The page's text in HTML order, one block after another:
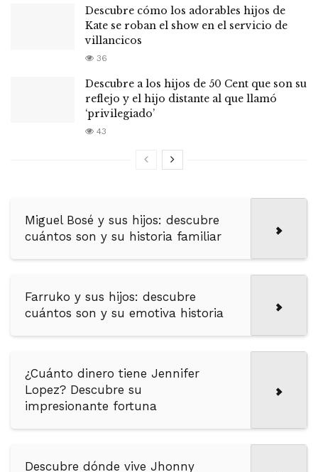
Descubre cómo los adorables hijos de
Kate se roban el show en el servicio de
villancicos
36
Descubre a los hijos de 50 Cent que son su
reflejo y el hijo distante al que llamó
‘privilegiado’
43
Miguel Bosé y sus hijos: descubre
cuántos son y su historia familiar
Farruko y sus hijos: descubre
cuántos son y su emotiva historia
¿Cuánto dinero tiene Jennifer
Lopez? Descubre su
impresionante fortuna
Descubre dónde vive Jhonny